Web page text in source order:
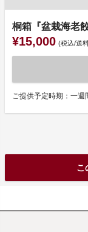
桐箱『盆栽海老
¥15,000 (税込/送
ご提供予定時期：一週
こ